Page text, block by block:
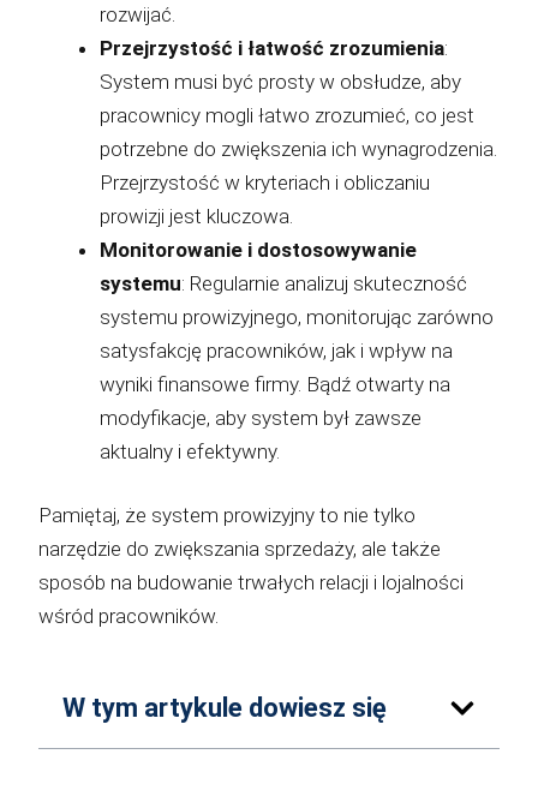
rozwijać.
Przejrzystość i łatwość zrozumienia:
System musi być prosty w obsłudze, aby
pracownicy mogli łatwo zrozumieć, co jest
potrzebne do zwiększenia ich wynagrodzenia.
Przejrzystość w kryteriach i obliczaniu
prowizji jest kluczowa.
Monitorowanie i dostosowywanie
systemu: Regularnie analizuj skuteczność
systemu prowizyjnego, monitorując zarówno
satysfakcję pracowników, jak i wpływ na
wyniki finansowe firmy. Bądź otwarty na
modyfikacje, aby system był zawsze
aktualny i efektywny.
Pamiętaj, że system prowizyjny to nie tylko
narzędzie do zwiększania sprzedaży, ale także
sposób na budowanie trwałych relacji i lojalności
wśród pracowników.
W tym artykule dowiesz się